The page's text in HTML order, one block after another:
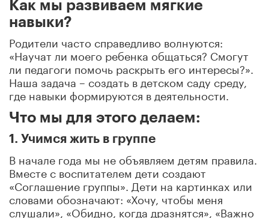
Как мы развиваем мягкие
навыки?
Родители часто справедливо волнуются:
«Научат ли моего ребенка общаться? Смогут
ли педагоги помочь раскрыть его интересы?».
Наша задача – создать в детском саду среду,
где навыки формируются в деятельности.
Что мы для этого делаем:
1. Учимся жить в группе
В начале года мы не объявляем детям правила.
Вместе с воспитателем дети создают
«Соглашение группы». Дети на картинках или
словами обозначают: «Хочу, чтобы меня
слушали», «Обидно, когда дразнятся», «Важно